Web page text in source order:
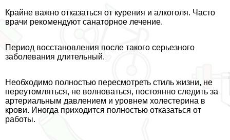
Крайне важно отказаться от курения и алкоголя. Часто
врачи рекомендуют санаторное лечение.
Период восстановления после такого серьезного
заболевания длительный.
Необходимо полностью пересмотреть стиль жизни, не
переутомляться, не волноваться, постоянно следить за
артериальным давлением и уровнем холестерина в
крови. Иногда приходится полностью отказаться от
работы.